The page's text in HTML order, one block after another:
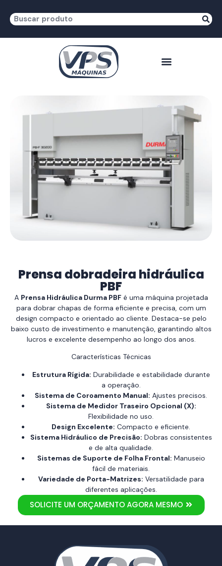
Prensa dobradeira hidráulica
PBF
A Prensa Hidráulica Durma PBFé uma máquina projetada
para dobrar chapas de forma eficiente e precisa, com um
design compacto e orientado ao cliente. Destaca-se pelo
baixo custo de investimento e manutenção, garantindo altos
lucros e excelente desempenho ao longo dos anos.
Características Técnicas
Estrutura Rígida: Durabilidade e estabilidade durante
a operação.
Sistema de Coroamento Manual: Ajustes precisos.
Sistema de Medidor Traseiro Opcional (X):
Flexibilidade no uso.
Design Excelente: Compacto e eficiente.
Sistema Hidráulico de Precisão: Dobras consistentes
e de alta qualidade.
Sistemas de Suporte de Folha Frontal: Manuseio
fácil de materiais.
Variedade de Porta-Matrizes: Versatilidade para
diferentes aplicações.
SOLICITE UM ORÇAMENTO AGORA MESMO